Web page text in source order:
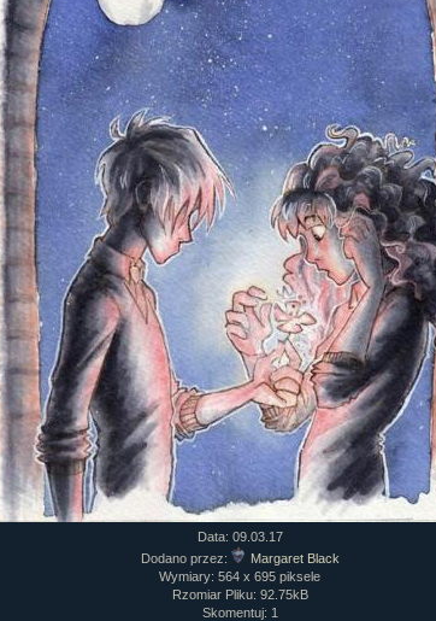
Data: 09.03.17
Dodano przez:
Margaret Black
Wymiary: 564 x 695 piksele
Rzomiar Pliku: 92.75kB
Skomentuj: 1